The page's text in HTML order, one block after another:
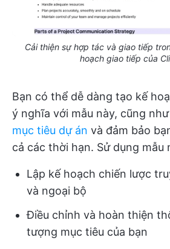
Cải thiện sự hợp tác và giao tiếp
hoạch giao tiếp của
Bạn có thể dễ dàng tạo kế
ý nghĩa với mẫu này, cũng
mục tiêu dự án và đảm bảo
cả các thời hạn. Sử dụng mẫu
Lập kế hoạch chiến lược
và ngoại bộ
Điều chỉnh và hoàn thiện
tượng mục tiêu của bạn